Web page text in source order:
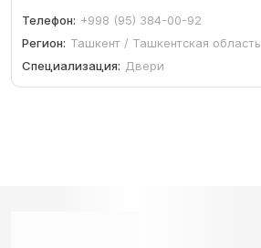
Телефон: +998 (95) 384-00-92
Регион: Ташкент / Ташкентская область
Специализация: Двери